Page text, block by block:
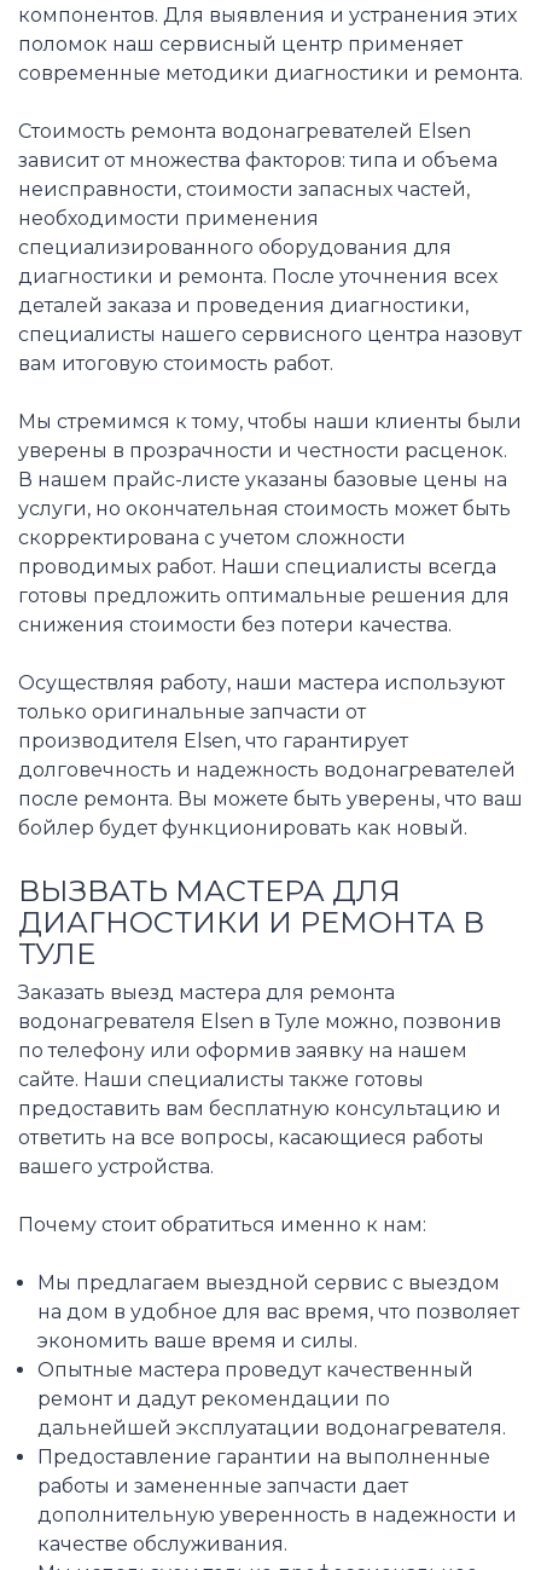
компонентов. Для выявления и устранения этих
поломок наш сервисный центр применяет
современные методики диагностики и ремонта.
Стоимость ремонта водонагревателей Elsen
зависит от множества факторов: типа и объема
неисправности, стоимости запасных частей,
необходимости применения
специализированного оборудования для
диагностики и ремонта. После уточнения всех
деталей заказа и проведения диагностики,
специалисты нашего сервисного центра назовут
вам итоговую стоимость работ.
Мы стремимся к тому, чтобы наши клиенты были
уверены в прозрачности и честности расценок.
В нашем прайс-листе указаны базовые цены на
услуги, но окончательная стоимость может быть
скорректирована с учетом сложности
проводимых работ. Наши специалисты всегда
готовы предложить оптимальные решения для
снижения стоимости без потери качества.
Осуществляя работу, наши мастера используют
только оригинальные запчасти от
производителя Elsen, что гарантирует
долговечность и надежность водонагревателей
после ремонта. Вы можете быть уверены, что ваш
бойлер будет функционировать как новый.
ВЫЗВАТЬ МАСТЕРА ДЛЯ
ДИАГНОСТИКИ И РЕМОНТА В
ТУЛЕ
Заказать выезд мастера для ремонта
водонагревателя Elsen в Туле можно, позвонив
по телефону или оформив заявку на нашем
сайте. Наши специалисты также готовы
предоставить вам бесплатную консультацию и
ответить на все вопросы, касающиеся работы
вашего устройства.
Почему стоит обратиться именно к нам:
Мы предлагаем выездной сервис с выездом
на дом в удобное для вас время, что позволяет
экономить ваше время и силы.
Опытные мастера проведут качественный
ремонт и дадут рекомендации по
дальнейшей эксплуатации водонагревателя.
Предоставление гарантии на выполненные
работы и замененные запчасти дает
дополнительную уверенность в надежности и
качестве обслуживания.